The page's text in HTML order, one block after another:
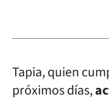
Tapia, quien
próximos días,